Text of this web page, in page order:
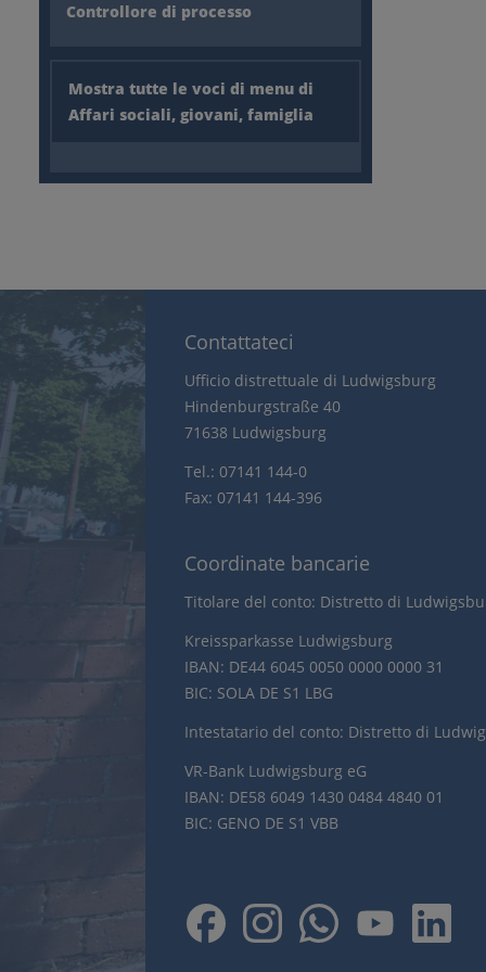
Controllore di processo
Mostra tutte le voci di menu di
Affari sociali, giovani, famiglia
Contattateci
Ufficio distrettuale di Ludwigsburg
Hindenburgstraße 40
71638 Ludwigsburg
Tel.: 07141 144-0
Fax: 07141 144-396
Coordinate bancarie
Titolare del conto: Distretto di
Kreissparkasse Ludwigsburg
IBAN: DE44 6045 0050 0000 0000 31
BIC: SOLA DE S1 LBG
Intestatario del conto: Distretto di
VR-Bank Ludwigsburg eG
IBAN: DE58 6049 1430 0484 4840 01
BIC: GENO DE S1 VBB